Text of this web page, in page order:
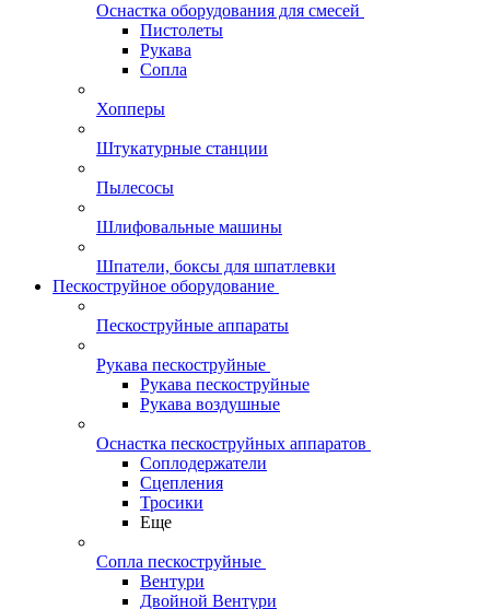
Оснастка оборудования для смесей
Пистолеты
Рукава
Сопла
Хопперы
Штукатурные станции
Пылесосы
Шлифовальные машины
Шпатели, боксы для шпатлевки
Пескоструйное оборудование
Пескоструйные аппараты
Рукава пескоструйные
Рукава пескоструйные
Рукава воздушные
Оснастка пескоструйных аппаратов
Соплодержатели
Сцепления
Тросики
Еще
Сопла пескоструйные
Вентури
Двойной Вентури